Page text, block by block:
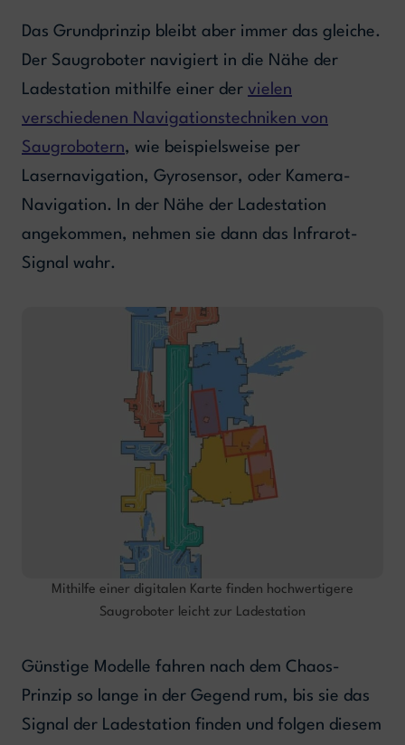
Das Grundprinzip bleibt aber immer das gleiche.
Der Saugroboter navigiert in die Nähe der
Ladestation mithilfe einer der vielen
verschiedenen Navigationstechniken von
Saugrobotern, wie beispielsweise per
Lasernavigation, Gyrosensor, oder Kamera-
Navigation. In der Nähe der Ladestation
angekommen, nehmen sie dann das Infrarot-
Signal wahr.
Mithilfe einer digitalen Karte finden hochwertigere
Saugroboter leicht zur Ladestation
Günstige Modelle fahren nach dem Chaos-
Prinzip so lange in der Gegend rum, bis sie das
Signal der Ladestation finden und folgen diesem